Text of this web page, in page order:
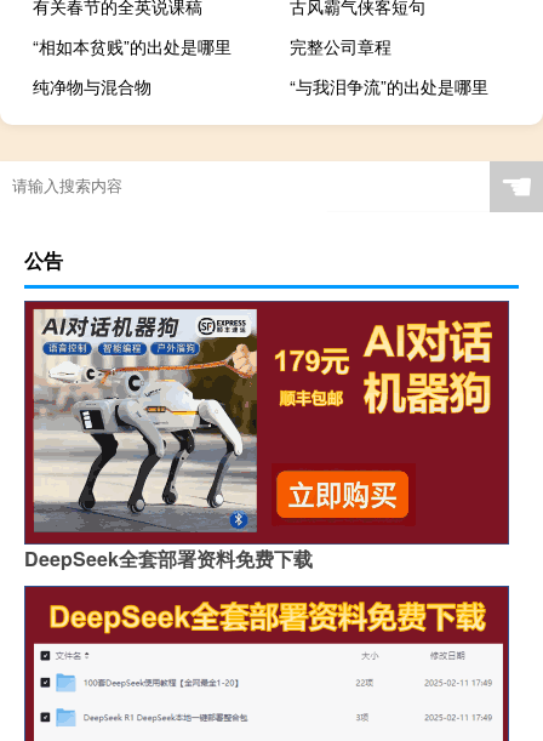
有关春节的全英说课稿
古风霸气侠客短句
“相如本贫贱”的出处是哪里
完整公司章程
纯净物与混合物
“与我泪争流”的出处是哪里
☚
公告
DeepSeek全套部署资料免费下载